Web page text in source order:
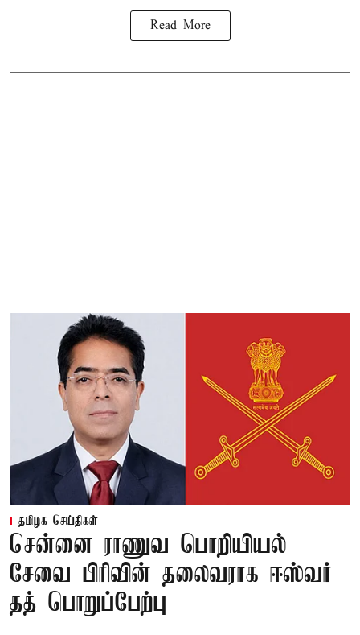
Read More
தமிழக செய்திகள்
சென்னை ராணுவ பொறியியல்
சேவை பிரிவின் தலைவராக ஈஸ்வர்
தத் பொறுப்பேற்பு